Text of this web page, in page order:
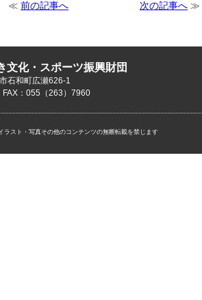
≪ 前の記事へ 次の記事へ ≫
文化・スポーツ振興財団
石和町広瀬626-1
：055（263）7960
ラスト・写真その他のコンテンツの無断転載を禁じます